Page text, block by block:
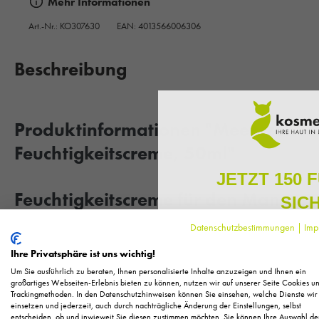
Art.-Nr.: KO307630 EAN: 4013566006306
Beschreibung
Produktinformationen "Meentzen
Feuchtigkeitscreme, 50ml"
Feuchtigkeitscreme für den Mann
Verbessern Sie die Widerstandsfähigkeit Ihrer Haut mit der 24h
Meentzen for men Linie von Charlotte Meentzen. Ihre Haut
Unterstützen Sie Ihre Haut mit dieser Feuchtigkeitscreme von
mehr Stress und schädlichen Umwelteinflüssen geschwächt
Datenschutzbestimmungen |
Ihre Privatsphäre ist uns wichtig!
Um Sie ausführlich zu beraten, Ihnen personalisierte Inhalte anzuzeigen und Ihnen ein
großartiges Webseiten-Erlebnis bieten zu können, nutzen wir auf unserer Seite Cookies
Trackingmethoden. In den Datenschutzhinweisen können Sie einsehen, welche Dienste wir
einsetzen und jederzeit, auch durch nachträgliche Änderung der Einstellungen, selbst
JETZT 150
Melden Sie sich zu
regelmäßig exklusive
Pflege, neue Produkte
Als kleines Dankeschön für
Ihnen150 Fuchstaler*, die
Einkauf